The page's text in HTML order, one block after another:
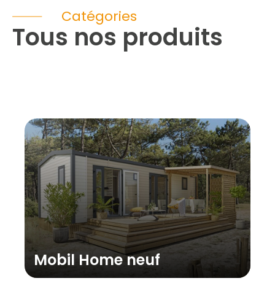
Catégories
Tous nos produits
Mobil Home neuf